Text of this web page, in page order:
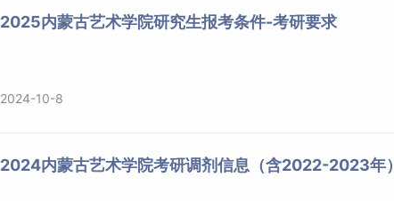
2025内蒙古艺术学院研究生报考条件-考研要求
2024-10-8
2024内蒙古艺术学院考研调剂信息（含2022-2023年）